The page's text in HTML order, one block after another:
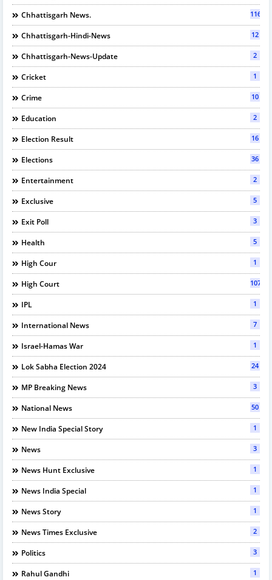
Chhattisgarh News. 116
Chhattisgarh-Hindi-News 12
Chhattisgarh-News-Update 2
Cricket 1
Crime 10
Education 2
Election Result 16
Elections 36
Entertainment 2
Exclusive 5
Exit Poll 3
Health 5
High Cour 1
High Court 107
IPL 1
International News 7
Israel-Hamas War 1
Lok Sabha Election 2024 24
MP Breaking News 3
National News 50
New India Special Story 1
News 3
News Hunt Exclusive 1
News India Special 1
News Story 1
News Times Exclusive 2
Politics 3
Rahul Gandhi 1